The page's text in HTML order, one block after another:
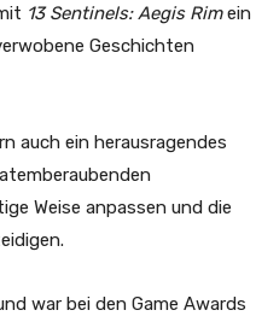
13 Sentinels: Aegis Rim ein
Geschichten
auch ein herausragendes
Weise anpassen und die
war bei den Game Awards